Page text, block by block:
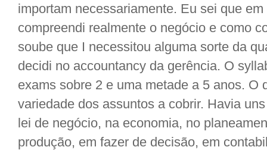
importam necessariamente. Eu sei que
compreendi realmente o negócio e como
soube que I necessitou alguma sorte da
decidi no accountancy da gerência. O
exams sobre 2 e uma metade a 5 anos. O
variedade dos assuntos a cobrir. Havia
lei de negócio, na economia, no
produção, em fazer de decisão, em